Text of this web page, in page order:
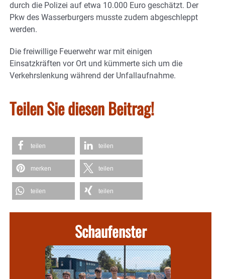
durch die Polizei auf etwa 10.000 Euro geschätzt. Der
Pkw des Wasserburgers musste zudem abgeschleppt
werden.
Die freiwillige Feuerwehr war mit einigen
Einsatzkräften vor Ort und kümmerte sich um die
Verkehrslenkung während der Unfallaufnahme.
Teilen Sie diesen Beitrag!
teilen teilen
merken teilen
teilen teilen
Schaufenster